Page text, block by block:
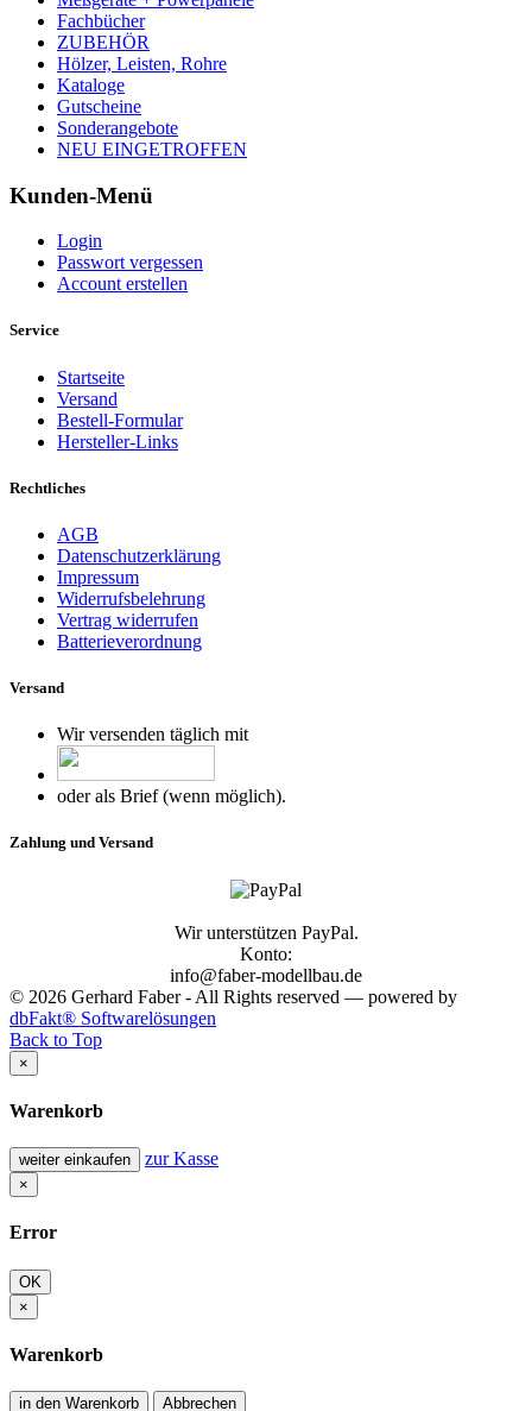
Fachbücher
ZUBEHÖR
Hölzer, Leisten, Rohre
Kataloge
Gutscheine
Sonderangebote
NEU EINGETROFFEN
Kunden-Menü
Login
Passwort vergessen
Account erstellen
Service
Startseite
Versand
Bestell-Formular
Hersteller-Links
Rechtliches
AGB
Datenschutzerklärung
Impressum
Widerrufsbelehrung
Vertrag widerrufen
Batterieverordnung
Versand
Wir versenden täglich mit
oder als Brief (wenn möglich).
Zahlung und Versand
Wir unterstützen PayPal.
Konto:
info@faber-modellbau.de
© 2026 Gerhard Faber - All Rights reserved — powered by
dbFakt® Softwarelösungen
Back to Top
×
Warenkorb
weiter einkaufen zur Kasse
×
Error
OK
×
Warenkorb
in den Warenkorb Abbrechen